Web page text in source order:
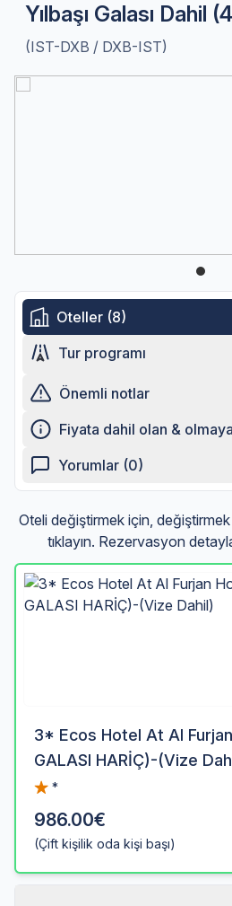
Yılbaşı Galası Dahil
(IST-DXB / DXB-IST)
Oteller (8)
Tur programı
Önemli notlar
Fiyata dahil olan &
Yorumlar (0)
Oteli değiştirmek için,
tıklayın. Rezervasyon
3* Ecos Hotel At Al
GALASI HARİÇ)-(Vize
*
986.00€
(Çift kişilik oda kişi başı)